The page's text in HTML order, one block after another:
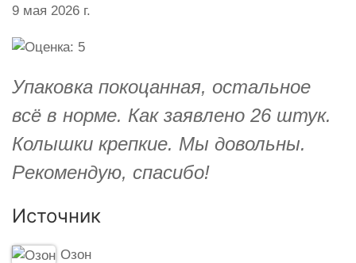
9 мая 2026 г.
Упаковка покоцанная, остальное
всё в норме. Как заявлено 26 штук.
Колышки крепкие. Мы довольны.
Рекомендую, спасибо!
Источник
Озон